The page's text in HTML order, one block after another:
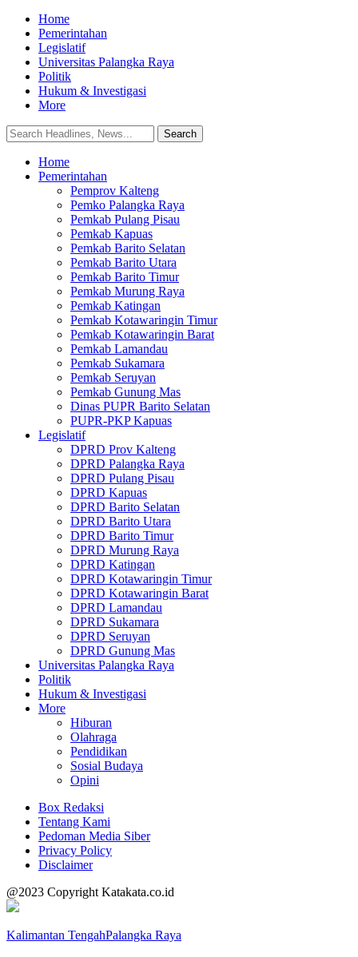
Home
Pemerintahan
Legislatif
Universitas Palangka Raya
Politik
Hukum & Investigasi
More
Home
Pemerintahan
Pemprov Kalteng
Pemko Palangka Raya
Pemkab Pulang Pisau
Pemkab Kapuas
Pemkab Barito Selatan
Pemkab Barito Utara
Pemkab Barito Timur
Pemkab Murung Raya
Pemkab Katingan
Pemkab Kotawaringin Timur
Pemkab Kotawaringin Barat
Pemkab Lamandau
Pemkab Sukamara
Pemkab Seruyan
Pemkab Gunung Mas
Dinas PUPR Barito Selatan
PUPR-PKP Kapuas
Legislatif
DPRD Prov Kalteng
DPRD Palangka Raya
DPRD Pulang Pisau
DPRD Kapuas
DPRD Barito Selatan
DPRD Barito Utara
DPRD Barito Timur
DPRD Murung Raya
DPRD Katingan
DPRD Kotawaringin Timur
DPRD Kotawaringin Barat
DPRD Lamandau
DPRD Sukamara
DPRD Seruyan
DPRD Gunung Mas
Universitas Palangka Raya
Politik
Hukum & Investigasi
More
Hiburan
Olahraga
Pendidikan
Sosial Budaya
Opini
Box Redaksi
Tentang Kami
Pedoman Media Siber
Privacy Policy
Disclaimer
@2023 Copyright Katakata.co.id
Kalimantan TengahPalangka Raya